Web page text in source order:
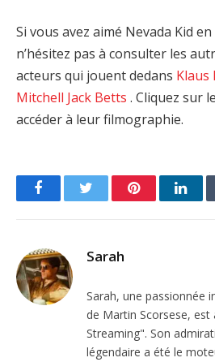
Si vous avez aimé Nevada Kid
n’hésitez pas à consulter les
acteurs qui jouent dedans Klaus
Mitchell Jack Betts . Cliquez sur
accéder à leur filmographie.
FacebookTwitter Pinterest
Sarah
Sarah, une passionnée
de Martin Scorsese,
Streaming". Son
légendaire a été le